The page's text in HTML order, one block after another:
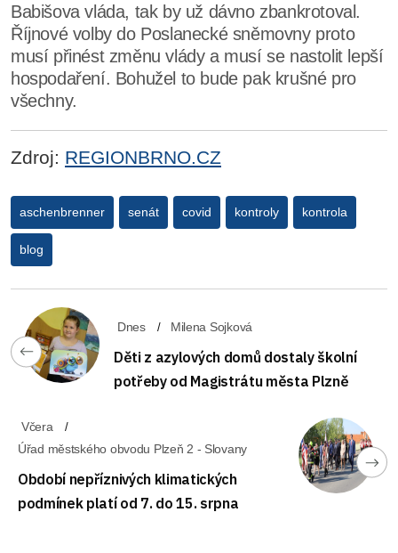
Babišova vláda, tak by už dávno zbankrotoval.
Říjnové volby do Poslanecké sněmovny proto
musí přinést změnu vlády a musí se nastolit lepší
hospodaření. Bohužel to bude pak krušné pro
všechny.
Zdroj: REGIONBRNO.CZ
aschenbrenner senát covid kontroly kontrola
blog
Dnes Milena Sojková
Děti z azylových domů dostaly školní
potřeby od Magistrátu města Plzně
Včera
Úřad městského obvodu Plzeň 2 - Slovany
Období nepříznivých klimatických
podmínek platí od 7. do 15. srpna